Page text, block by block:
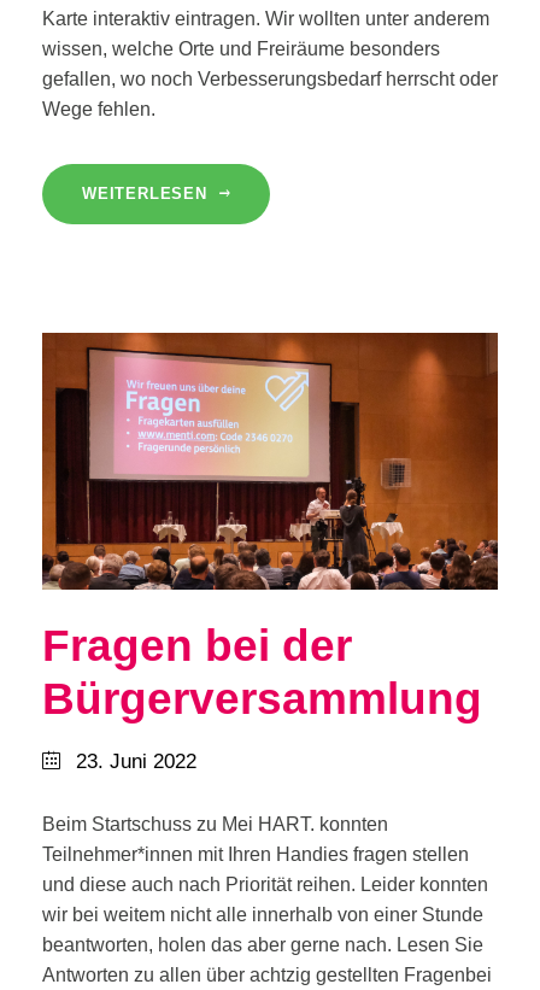
Karte interaktiv eintragen. Wir wollten unter anderem
wissen, welche Orte und Freiräume besonders
gefallen, wo noch Verbesserungsbedarf herrscht oder
Wege fehlen.
WEITERLESEN
Fragen bei der
Bürgerversammlung
23. Juni 2022
Beim Startschuss zu Mei HART. konnten
Teilnehmer*innen mit Ihren Handies fragen stellen
und diese auch nach Priorität reihen. Leider konnten
wir bei weitem nicht alle innerhalb von einer Stunde
beantworten, holen das aber gerne nach. Lesen Sie
Antworten zu allen über achtzig gestellten Fragenbei